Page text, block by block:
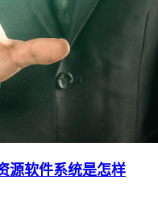
源软件系统是怎样